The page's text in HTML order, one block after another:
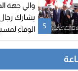
5
والي جهة
يشارك
الوفاء